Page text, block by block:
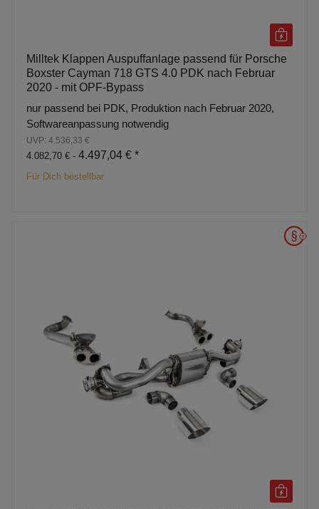
Milltek Klappen Auspuffanlage passend für Porsche
Boxster Cayman 718 GTS 4.0 PDK nach Februar
2020 - mit OPF-Bypass
nur passend bei PDK, Produktion nach Februar 2020,
Softwareanpassung notwendig
UVP: 4.536,33 €
4.082,70 € - 4.497,04 € *
Für Dich bestellbar